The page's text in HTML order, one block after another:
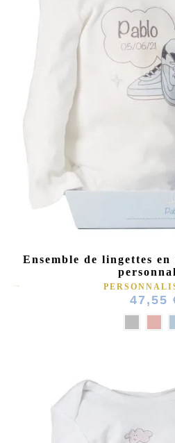
Ensemble de lingettes en
47,55